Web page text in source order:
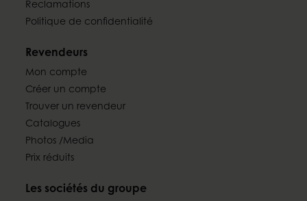
Reclamations
Politique de confidentialité
Revendeurs
Mon compte
Créer un compte
Trouver un revendeur
Catalogues
Photos /Media
Prix réduits
Les sociétés du groupe